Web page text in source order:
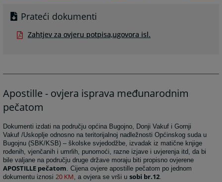
Prateći dokumenti
Zahtjev za ovjeru potpisa,ugovora isl.
Apostille - ovjera isprava međunarodnim
pečatom
Dokumenti izdati na području općina Bugojno, Donji Vakuf i Gornji
Vakuf /Uskoplje odnosno na teritorijalnoj nadležnosti Općinskog suda u
Bugojnu (SBK/KSB) – školske svjedodžbe, izvadak iz matične knjige
rođenih, vjenčanih i umrlih, punomoći, razne izjave i uvjerenja itd, da bi
bile valjane na području druge države moraju biti propisno ovjerene
APOSTILLE pečatom. Cijena ovjere apostille pečatom po jednom
dokumentu iznosi20 KM, a ovjera se vrši usobi br.12.